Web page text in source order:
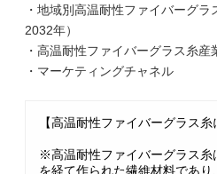
・地域別高温耐性ファイバーグ
2032年）
・高温耐性ファイバーグラス糸
・マーケティングチャネル
【高温耐性ファイバーグラス糸
※高温耐性ファイバーグラス糸
を経て作られた繊維材料であ